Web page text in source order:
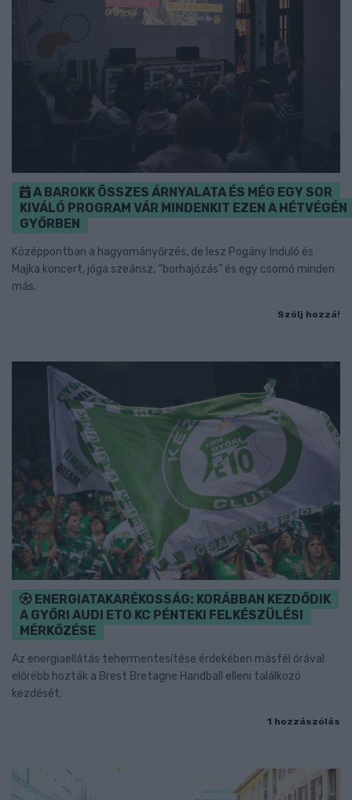
A BAROKK ÖSSZES ÁRNYALATA ÉS MÉG EGY SOR
KIVÁLÓ PROGRAM VÁR MINDENKIT EZEN A HÉTVÉGÉN
GYŐRBEN
Középpontban a hagyományőrzés, de lesz Pogány Induló és
Majka koncert, jóga szeánsz, “borhajózás” és egy csomó minden
más.
Szólj hozzá!
ENERGIATAKARÉKOSSÁG: KORÁBBAN KEZDŐDIK
A GYŐRI AUDI ETO KC PÉNTEKI FELKÉSZÜLÉSI
MÉRKŐZÉSE
Az energiaellátás tehermentesítése érdekében másfél órával
előrébb hozták a Brest Bretagne Handball elleni találkozó
kezdését.
1 hozzászólás